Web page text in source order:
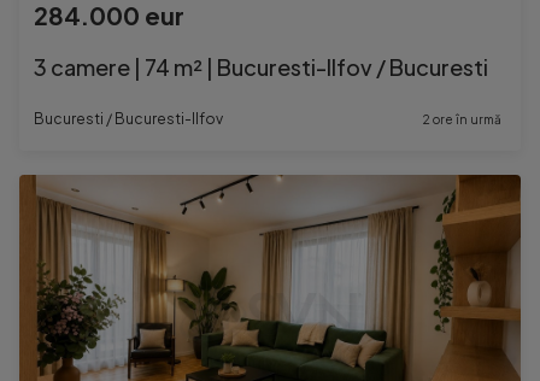
284.000 eur
3 camere | 74 m² | Bucuresti-Ilfov / Bucuresti
Bucuresti / Bucuresti-Ilfov 2 ore în urmă